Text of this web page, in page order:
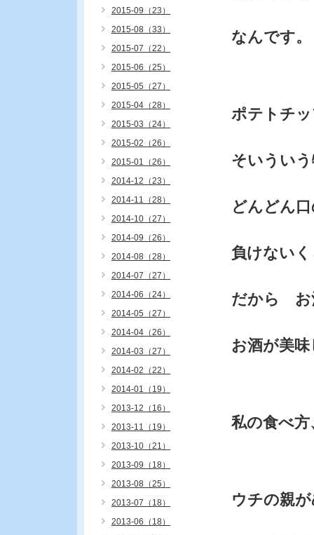
なんです。
ポテトチ
そいうい
どんどん
負けない
だから お
お酒が美
私の食べ
ウチの親
2015-09（23）
2015-08（33）
2015-07（22）
2015-06（25）
2015-05（27）
2015-04（28）
2015-03（24）
2015-02（26）
2015-01（26）
2014-12（23）
2014-11（28）
2014-10（27）
2014-09（26）
2014-08（28）
2014-07（27）
2014-06（24）
2014-05（27）
2014-04（26）
2014-03（27）
2014-02（22）
2014-01（19）
2013-12（16）
2013-11（19）
2013-10（21）
2013-09（18）
2013-08（25）
2013-07（18）
2013-06（18）